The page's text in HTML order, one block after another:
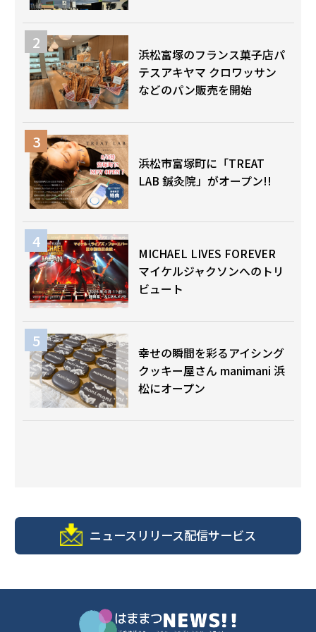
浜松富塚のフランス菓子店パ
テスアキヤマ クロワッサン
などのパン販売を開始
浜松市富塚町に「TREAT
LAB 鍼灸院」がオープン!!
MICHAEL LIVES FOREVER
マイケルジャクソンへのトリ
ビュート
幸せの瞬間を彩るアイシング
クッキー屋さん manimani 浜
松にオープン
ニュースリリース配信サービス